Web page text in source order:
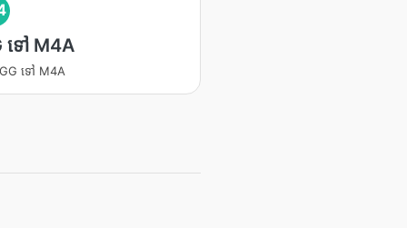
ទៅ M4A
ទៅ M4A